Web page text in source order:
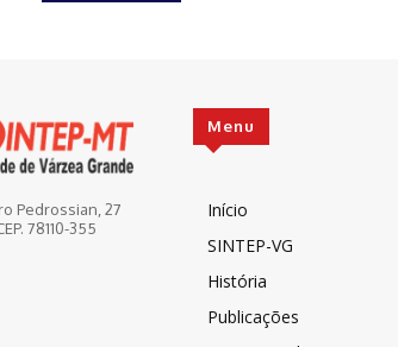
Pedrossian, 27
78110-355
Menu
Início
SINTEP-VG
História
Publicações